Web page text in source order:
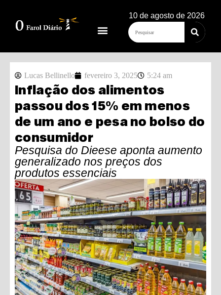
10 de agosto de 2026
Lucas Bellinello fevereiro 3, 2025 5:24 am
Inflação dos alimentos
passou dos 15% em menos
de um ano e pesa no bolso do
consumidor
Pesquisa do Dieese aponta aumento
generalizado nos preços dos
produtos essenciais